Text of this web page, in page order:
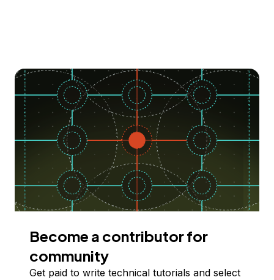
Become a contributor for
community
Get paid to write technical tutorials and select